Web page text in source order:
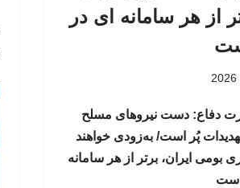
از هر سامانه ای در
دفاع: دست نیروهای مسلح
پُر است/ به‌زودی خواهند
بومی ایران، برتر از هر سامانه
است